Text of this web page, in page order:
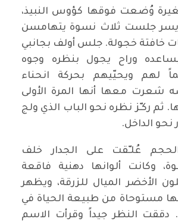
وُضعت فوقها كؤوس النبيذ،
جلست ثلاث نسوة يتهامسن
خافتة خجولة. جلس أولف بجانبي
وراح يجول بنظره وجوه
لهم ويحيّيهم بحركة انحناء
شعرت معها أنها المرة الأولى
ثم ركـّز نظره نحو الباب الذي ولج
نحو الداخل.
عُلـّقت على الجدار خلف
وكانت ألوانها دهنية فاقعة
الأخضر الميال للزرقة، ويظهر
مستوحاة من طبيعة الحياة في
دققت النظر جيداً وقرأت الاسم